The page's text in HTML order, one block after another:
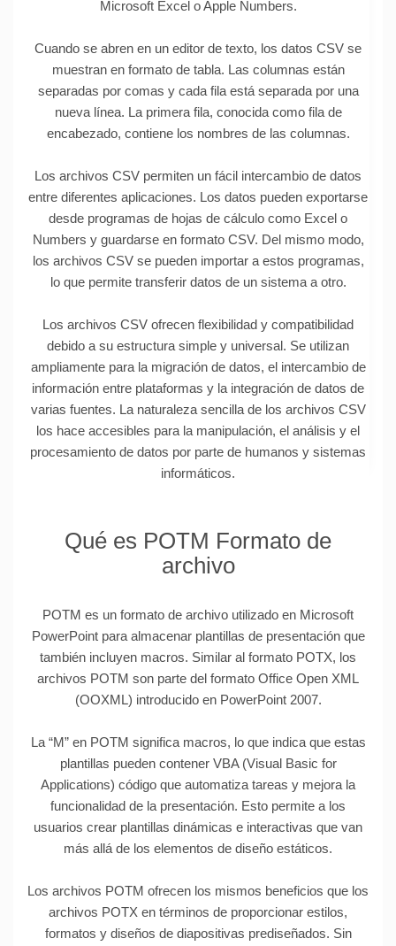
Microsoft Excel o Apple Numbers.
Cuando se abren en un editor de texto, los datos CSV se
muestran en formato de tabla. Las columnas están
separadas por comas y cada fila está separada por una
nueva línea. La primera fila, conocida como fila de
encabezado, contiene los nombres de las columnas.
Los archivos CSV permiten un fácil intercambio de datos
entre diferentes aplicaciones. Los datos pueden exportarse
desde programas de hojas de cálculo como Excel o
Numbers y guardarse en formato CSV. Del mismo modo,
los archivos CSV se pueden importar a estos programas,
lo que permite transferir datos de un sistema a otro.
Los archivos CSV ofrecen flexibilidad y compatibilidad
debido a su estructura simple y universal. Se utilizan
ampliamente para la migración de datos, el intercambio de
información entre plataformas y la integración de datos de
varias fuentes. La naturaleza sencilla de los archivos CSV
los hace accesibles para la manipulación, el análisis y el
procesamiento de datos por parte de humanos y sistemas
informáticos.
Qué es POTM Formato de
archivo
POTM es un formato de archivo utilizado en Microsoft
PowerPoint para almacenar plantillas de presentación que
también incluyen macros. Similar al formato POTX, los
archivos POTM son parte del formato Office Open XML
(OOXML) introducido en PowerPoint 2007.
La “M” en POTM significa macros, lo que indica que estas
plantillas pueden contener VBA (Visual Basic for
Applications) código que automatiza tareas y mejora la
funcionalidad de la presentación. Esto permite a los
usuarios crear plantillas dinámicas e interactivas que van
más allá de los elementos de diseño estáticos.
Los archivos POTM ofrecen los mismos beneficios que los
archivos POTX en términos de proporcionar estilos,
formatos y diseños de diapositivas prediseñados. Sin